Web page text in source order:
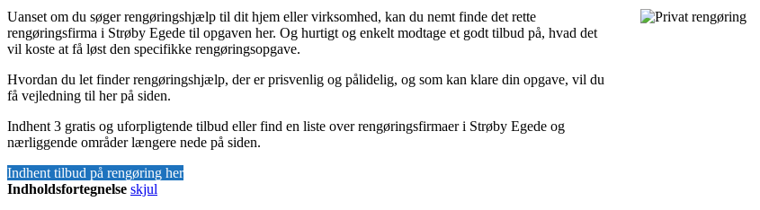
Uanset om du søger rengøringshjælp til dit hjem eller virksomhed, kan du nemt finde det rette
rengøringsfirma i Strøby Egede til opgaven her. Og hurtigt og enkelt modtage et godt tilbud på, hvad det
vil koste at få løst den specifikke rengøringsopgave.
Hvordan du let finder rengøringshjælp, der er prisvenlig og pålidelig, og som kan klare din opgave, vil du
få vejledning til her på siden.
Indhent 3 gratis og uforpligtende tilbud eller find en liste over rengøringsfirmaer i Strøby Egede og
nærliggende områder længere nede på siden.
Indhent tilbud på rengøring her
Indholdsfortegnelse skjul